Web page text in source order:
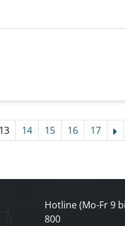
13 14 15 16 17
Hotline (Mo-Fr 9
800